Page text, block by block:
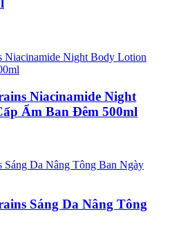
Niacinamide Night
Ẩm Ban Đêm 500ml
Sáng Da Nâng Tông